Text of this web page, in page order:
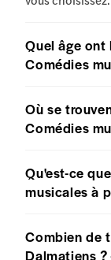
Quel âge ont
Comédies
Où se
Comédies
Qu'est-ce
musicales à
Combien de
Dalmatiens